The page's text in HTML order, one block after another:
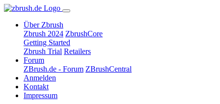
Über Zbrush
Zbrush 2024 ZbrushCore
Getting Started
Zbrush Trial Retailers
Forum
ZBrush.de - Forum ZBrushCentral
Anmelden
Kontakt
Impressum